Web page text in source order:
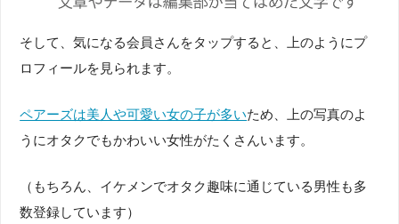
そして、気になる会員さんをタップすると、上のようにプ
ロフィールを見られます。
ペアーズは美人や可愛い女の子が多いため、上の写真のよ
うにオタクでもかわいい女性がたくさんいます。
（もちろん、イケメンでオタク趣味に通じている男性も多
数登録しています）